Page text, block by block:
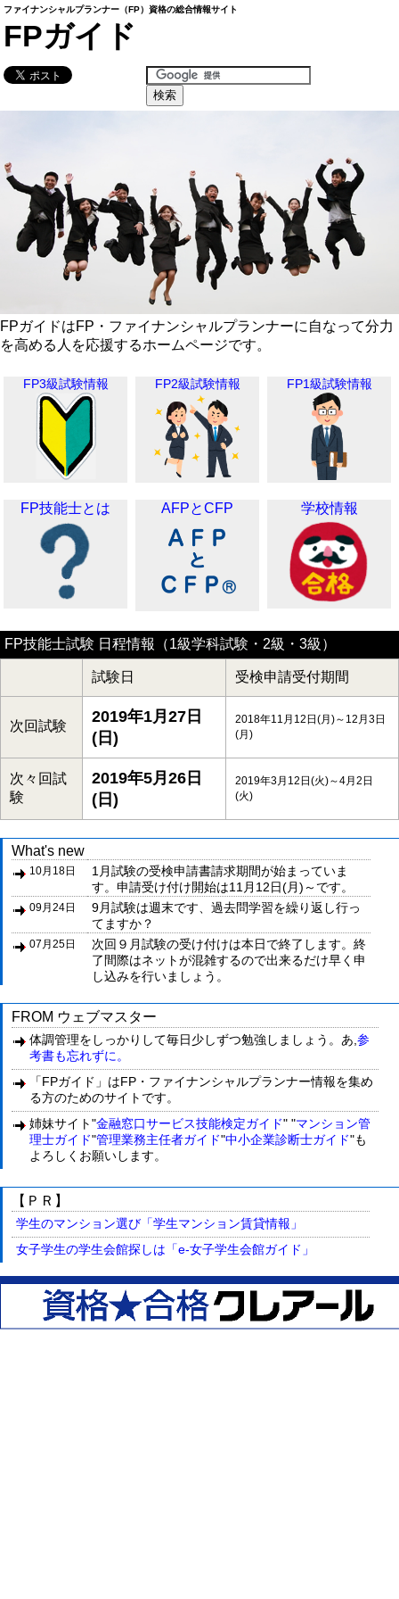
ファイナンシャルプランナー（FP）資格の総合情報サイト
FPガイド
FPガイドはFP・ファイナンシャルプランナーに自なって分力
を高める人を応援するホームページです。
FP3級試験情報 FP2級試験情報 FP1級試験情報
FP技能士とは AFPとCFP 学校情報
FP技能士試験 日程情報（1級学科試験・2級・3級）
試験日 受検申請受付期間
次回試験
2019年1月27日
(日)
2018年11月12日(月)～12月3日
(月)
次々回試
験
2019年5月26日
(日)
2019年3月12日(火)～4月2日
(火)
What's new
10月18日
1月試験の受検申請書請求期間が始まっていま
す。申請受け付け開始は11月12日(月)～です。
09月24日
9月試験は週末です、過去問学習を繰り返し行っ
てますか？
07月25日
次回９月試験の受け付けは本日で終了します。終
了間際はネットが混雑するので出来るだけ早く申
し込みを行いましょう。
FROM ウェブマスター
体調管理をしっかりして毎日少しずつ勉強しましょう。あ,参
考書も忘れずに。
「FPガイド」はFP・ファイナンシャルプランナー情報を集め
る方のためのサイトです。
姉妹サイト"金融窓口サービス技能検定ガイド" "マンション管
理士ガイド"管理業務主任者ガイド"中小企業診断士ガイド"も
よろしくお願いします。
【ＰＲ】
学生のマンション選び「学生マンション賃貸情報」
女子学生の学生会館探しは「e-女子学生会館ガイド」